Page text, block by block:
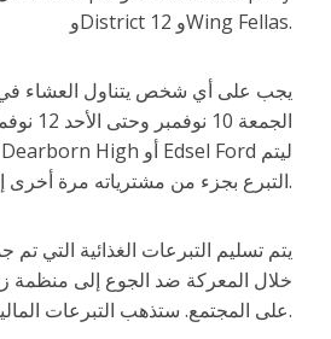
وDistrict 12 وWing Fellas.
يجب على أي شخص يتناول العشاء
الجمعة
التبرع بجزء من مشترياته مرة أخرى إلى المعركة ضد الجوع.
يتم تسليم التبرعات الغذائية التي
خلال المعركة ضد الجوع إلى منظمة
على المجتمع. ستذهب التبرعات المالية إلى مؤسسة أميتي.